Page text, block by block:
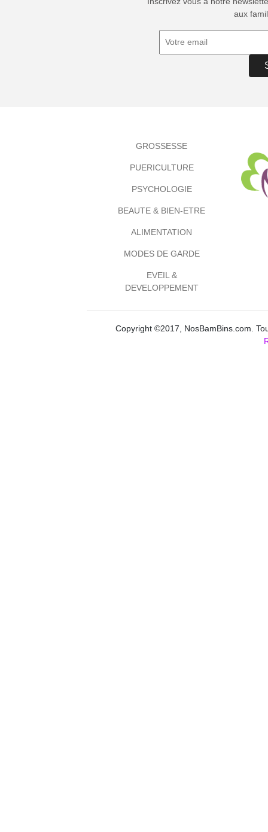
aux
GROSSESSE
PUERICULTURE
PSYCHOLOGIE
BEAUTE & BIEN-ETRE
ALIMENTATION
MODES DE GARDE
EVEIL &
DEVELOPPEMENT
Copyright ©2017, NosBamBins.com.